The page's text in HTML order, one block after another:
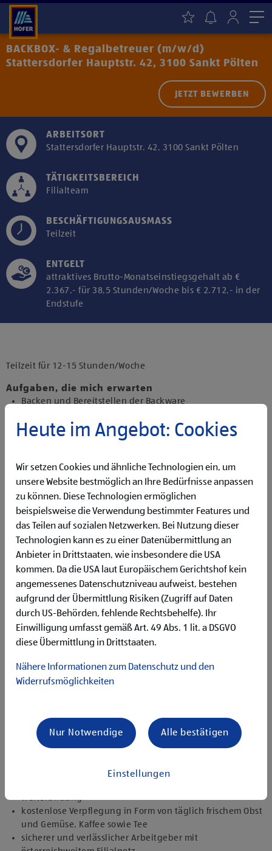
BACKBOX- & Regalbetreuer (m/w/d)
Stattersdorfer Hauptstr. 42, 3100 Sankt Pölten
JETZT BEWERBEN
ARBEITSORT
Stattersdorfer Hauptstr. 42, 3100 Sankt Pölten
TÄTIGKEITSBEREICH
Filialteam
BESCHÄFTIGUNGSAUSMASS
Teilzeit
ENTGELT
attraktives Brutto-Monatseinstiegsgehalt ab €
2.367,- für 38,5 Stunden/Woche bis € 2.712,- in der
Endstufe
Drittanbietern zu, um diesen Inhalt
Teilzeit für 12-15 Stunden/Woche
Aufgaben, die mich erwarten
Backen und Bereitstellen der Backware
Präsentieren von Obst und Gemüse sowie Durchführen
von Qualitätskontrollen
Reinigen der Filiale
Betreuen der Pfandrückgabeautomaten
Qualifikationen, die ich mitbringe
Flexibilität für Früh- und Spätdienste (Montag bis
Begeisterung im Handel zu arbeiten und den
Unternehmenserfolg mitzugestalten
Freude an der Arbeit im Team für ein motiviertes
Miteinander
Bereitschaft zu körperlich anspruchsvollen Tätigkeiten
freundlich im Umgang mit Kund:innen für eine
angenehme Einkaufsatmosphäre
zuverlässige und organisierte Arbeitsweise zur
Angebote, die mich überzeugen
vielseitiges Tätigkeitsfeld
umfangreiche Einarbeitung und individuelles
Onboarding
Weiterbildung
kostenlose Verpflegung in Form von täglich frischem Obst
und Gemüse, Kaffee sowie Tee
sicherer und verlässlicher Arbeitgeber mit
Heute im Angebot: Cookies
Wir setzen Cookies und ähnliche Technologien ein, um
unsere Website bestmöglich an Ihre Bedürfnisse anpassen
zu können. Diese Technologien ermöglichen
beispielsweise die Verwendung bestimmter Features und
das Teilen auf sozialen Netzwerken. Bei Nutzung dieser
Technologien kann es zu einer Datenübermittlung an
Anbieter in Drittstaaten, wie insbesondere die USA
kommen. Da die USA laut Europäischem Gerichtshof kein
angemessenes Datenschutzniveau aufweist, bestehen
aufgrund der Übermittlung Risiken (Zugriff auf Daten
durch US-Behörden, fehlende Rechtsbehelfe). Ihr
Einwilligung umfasst gemäß Art. 49 Abs. 1 lit. a DSGVO
diese Übermittlung in Drittstaaten.
Nähere Informationen zum Datenschutz und den
Widerrufsmöglichkeiten
Einstellungen
Nur Notwendige Alle bestätigen